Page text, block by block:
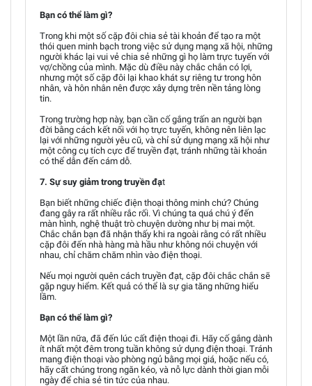
Bạn có thể làm gì?
Trong khi một số cặp đôi chia sẻ tài khoản để tạo ra một
thói quen minh bạch trong việc sử dụng mạng xã hội, những
người khác lại vui vẻ chia sẻ những gì họ làm trực tuyến với
vợ/chồng của mình. Mặc dù điều này chắc chắn có lợi,
nhưng một số cặp đôi lại khao khát sự riêng tư trong hôn
nhân, và hôn nhân nên được xây dựng trên nền tảng lòng
tin.
Trong trường hợp này, bạn cần cố gắng trấn an người bạn
đời bằng cách kết nối với họ trực tuyến, không nên liên lạc
lại với những người yêu cũ, và chỉ sử dụng mạng xã hội như
một công cụ tích cực để truyền đạt, tránh những tài khoản
có thể dẫn đến cám dỗ.
7. Sự suy giảm trong truyền đạt
Bạn biết những chiếc điện thoại thông minh chứ? Chúng
đang gây ra rất nhiều rắc rối. Vì chúng ta quá chú ý đến
màn hình, nghệ thuật trò chuyện dường như bị mai một.
Chắc chắn bạn đã nhận thấy khi ra ngoài rằng có rất nhiều
cặp đôi đến nhà hàng mà hầu như không nói chuyện với
nhau, chỉ chăm chăm nhìn vào điện thoại.
Nếu mọi người quên cách truyền đạt, cặp đôi chắc chắn sẽ
gặp nguy hiểm. Kết quả có thể là sự gia tăng những hiểu
lầm.
Bạn có thể làm gì?
Một lần nữa, đã đến lúc cất điện thoại đi. Hãy cố gắng dành
ít nhất một đêm trong tuần không sử dụng điện thoại. Tránh
mang điện thoại vào phòng ngủ bằng mọi giá, hoặc nếu có,
hãy cất chúng trong ngăn kéo, và nỗ lực dành thời gian mỗi
ngày để chia sẻ tin tức của nhau.